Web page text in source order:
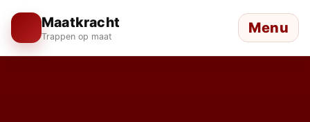
Maatkracht
Trappen op maat Menu